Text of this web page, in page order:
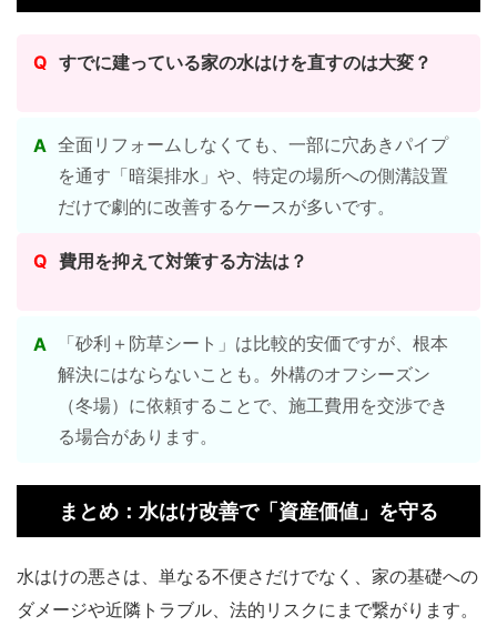
Q すでに建っている家の水はけを直すのは大変？
A 全面リフォームしなくても、一部に穴あきパイプ
を通す「暗渠排水」や、特定の場所への側溝設置
だけで劇的に改善するケースが多いです。
Q 費用を抑えて対策する方法は？
A
「砂利＋防草シート」は比較的安価ですが、根本
解決にはならないことも。外構のオフシーズン
（冬場）に依頼することで、施工費用を交渉でき
る場合があります。
まとめ：水はけ改善で「資産価値」を守る
水はけの悪さは、単なる不便さだけでなく、家の基礎への
ダメージや近隣トラブル、法的リスクにまで繋がります。